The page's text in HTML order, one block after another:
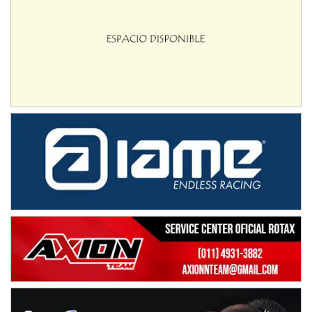
IAME SERIES ARGENTINA 6
Trenque Lauquen (Buenos Aires)
ENTRERRIANO - F6 (POSTERGADA)
Parque de la Velocidad (Asfalto)
Villaguay (Entre Ríos)
VICTORIENSE - F7
Victoria (Entre Ríos)
PATAGONICO - F6
Moto Club Reginense (Tierra)
Gral. E. Godoy (Río Negro)